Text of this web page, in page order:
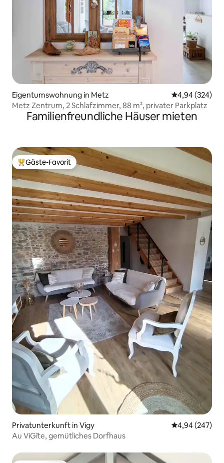
Eigentumswohnung in Metz
4,94 (324)
Metz Zentrum, 2 Schlafzimmer, 88 m², privater Parkplatz
Familienfreundliche Häuser mieten
Beliebter Gäste-Favorit.
Gäste-Favorit
Privatunterkunft in Vigy
4,94 (247)
Au ViGîte, gemütliches Dorfhaus